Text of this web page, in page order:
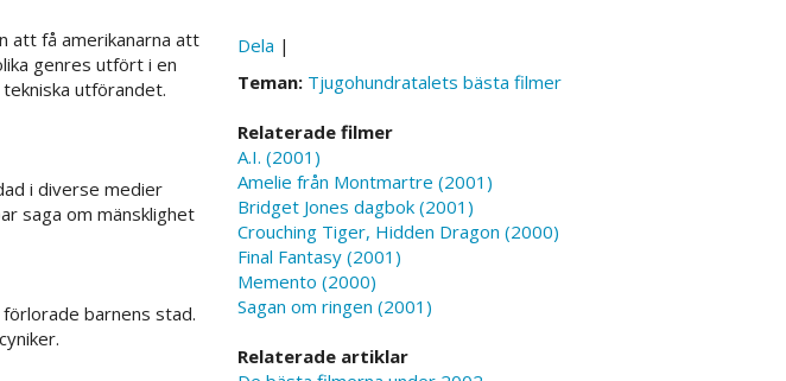
att få amerikanarna att
genres utfört i en
utförandet.
i diverse medier
saga om mänsklighet
barnens stad.
Dela |
Teman: Tjugohundratalets bästa filmer
Relaterade filmer
A.I. (2001)
Amelie från Montmartre (2001)
Bridget Jones dagbok (2001)
Crouching Tiger, Hidden Dragon (2000)
Final Fantasy (2001)
Memento (2000)
Sagan om ringen (2001)
Relaterade artiklar